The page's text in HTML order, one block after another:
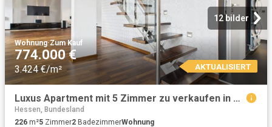
12 bilder
Wohnung·Zum Kauf
774.000 €
3.424 €/m² AKTUALISIERT
Luxus Apartment mit 5 Zimmer zu verkaufen in Karben, Hessen
Hessen, Bundesland
226 m²5 Zimmer2 BadezimmerWohnung